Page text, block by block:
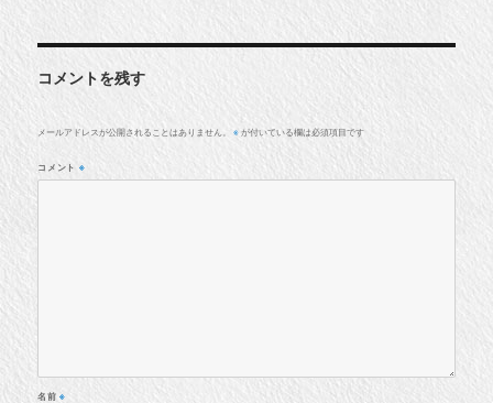
コメントを残す
メールアドレスが公開されることはありません。 ※ が付いている欄は必須項目です
コメント ※
名前※